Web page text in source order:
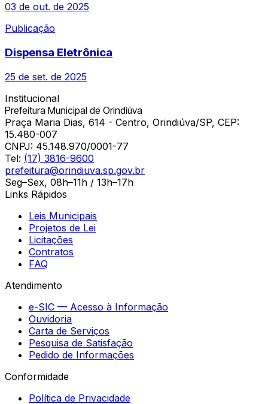
03 de out. de 2025
Publicação
Dispensa Eletrônica
25 de set. de 2025
Institucional
Prefeitura Municipal de Orindiúva
Praça Maria Dias, 614 - Centro, Orindiúva/SP, CEP:
15.480-007
CNPJ: 45.148.970/0001-77
Tel: (17) 3816-9600
prefeitura@orindiuva.sp.gov.br
Seg–Sex, 08h–11h / 13h–17h
Links Rápidos
Leis Municipais
Projetos de Lei
Licitações
Contratos
FAQ
Atendimento
e-SIC — Acesso à Informação
Ouvidoria
Carta de Serviços
Pesquisa de Satisfação
Pedido de Informações
Conformidade
Política de Privacidade